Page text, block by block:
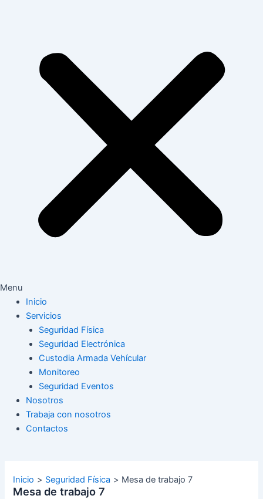
Menu
Inicio
Servicios
Seguridad Física
Seguridad Electrónica
Custodia Armada Vehícular
Monitoreo
Seguridad Eventos
Nosotros
Trabaja con nosotros
Contactos
Inicio Seguridad Física Mesa de trabajo 7
Mesa de trabajo 7